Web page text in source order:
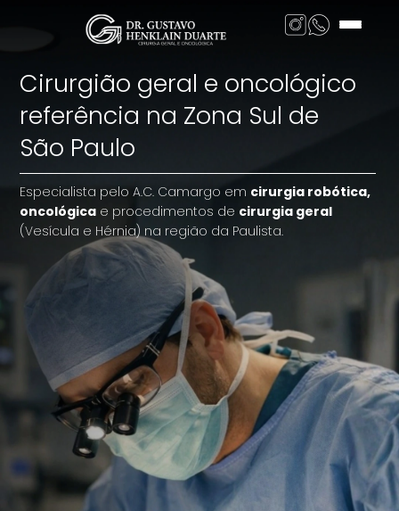
Cirurgião geral e oncológico
referência na Zona Sul de
São Paulo
Especialista pelo A.C. Camargo em cirurgia robótica,
oncológica e procedimentos de cirurgia geral
(Vesícula e Hérnia) na região da Paulista.